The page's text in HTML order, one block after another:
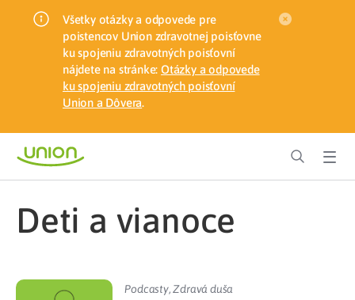
Všetky otázky a odpovede pre
poistencov Union zdravotnej poisťovne
ku spojeniu zdravotných poisťovní
nájdete na stránke: Otázky a odpovede
ku spojeniu zdravotných poisťovní
Union a Dôvera.
deti a vianoce
Podcasty,Zdravá duša